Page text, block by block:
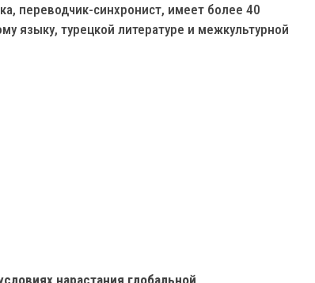
переводчик-синхронист, имеет более 40
языку, турецкой литературе и межкультурной
нарастания глобальной